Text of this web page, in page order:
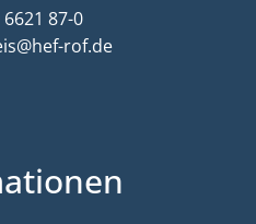
6621 87-0
rof.de